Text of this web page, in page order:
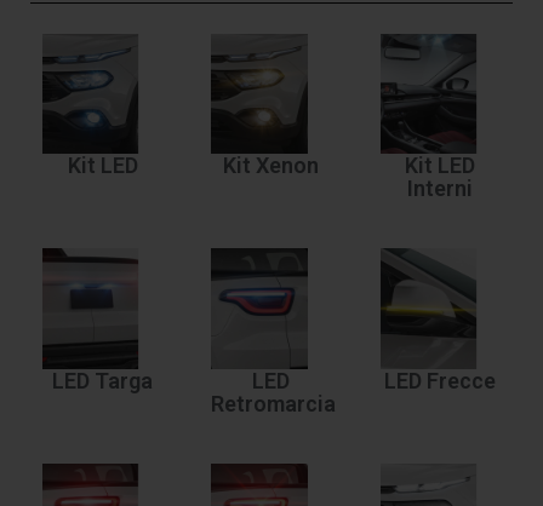
Kit LED Kit Xenon
Kit LED
Interni
LED Targa
LED
Retromarcia
LED Frecce